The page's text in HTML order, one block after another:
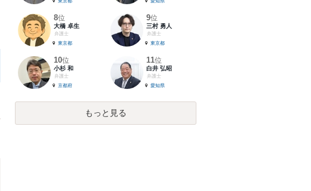
8位
大橋 卓生
弁護士
東京都
9位
三村 勇人
弁護士
東京都
10位
小杉 和
弁護士
京都府
11位
白井 弘昭
弁護士
愛知県
もっと見る